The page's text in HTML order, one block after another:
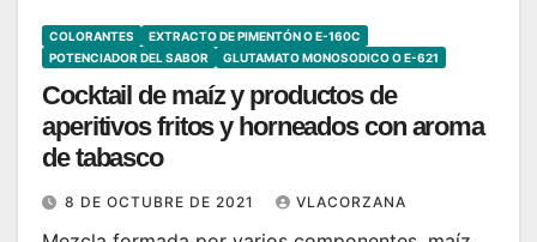
COLORANTES
EXTRACTO DE PIMENTÓN O E-160C
POTENCIADOR DEL SABOR
GLUTAMATO MONOSODICO O E-621
Cocktail de maíz y productos de
aperitivos fritos y horneados con aroma
de tabasco
8 DE OCTUBRE DE 2021 VLACORZANA